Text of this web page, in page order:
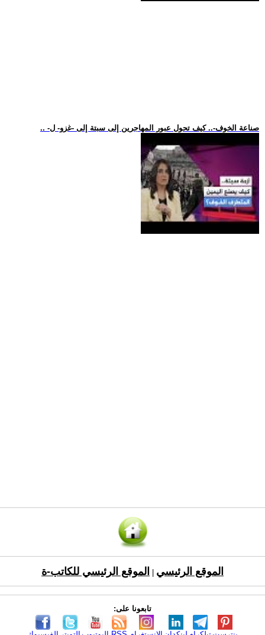
.. -صناعة الخوف-.. كيف تحول عبور المهاجرين إلى سبتة إلى -غزو- ل
الموقع الرئيسي الموقع الرئيسي للكاتب-ة
تابعونا على: